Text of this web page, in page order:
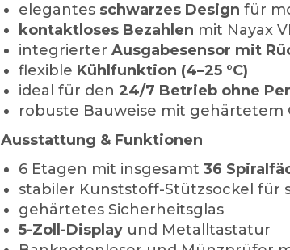
elegantes schwarzes Design für
kontaktloses Bezahlen mit Nayax
integrierter Ausgabesensor mit
flexible Kühlfunktion (4–25 °C)
ideal für den 24/7 Betrieb ohne
robuste Bauweise mit gehärtetem
Ausstattung & Funktionen
6 Etagen mit insgesamt 36
stabiler Kunststoff-Stützsockel für
gehärtetes Sicherheitsglas
5-Zoll-Display und Metalltastatur